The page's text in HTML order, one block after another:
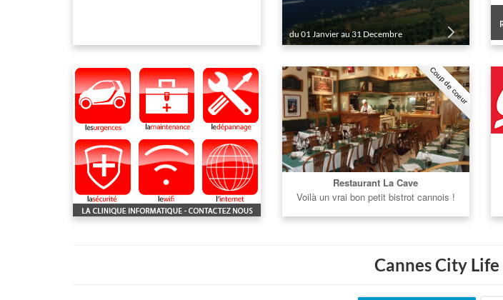
du 01 Janvier au 31 Decembre
Coup de coeur
Restaurant La Cave
Voilà un vrai bon petit bistrot cannois !
Cannes City Life